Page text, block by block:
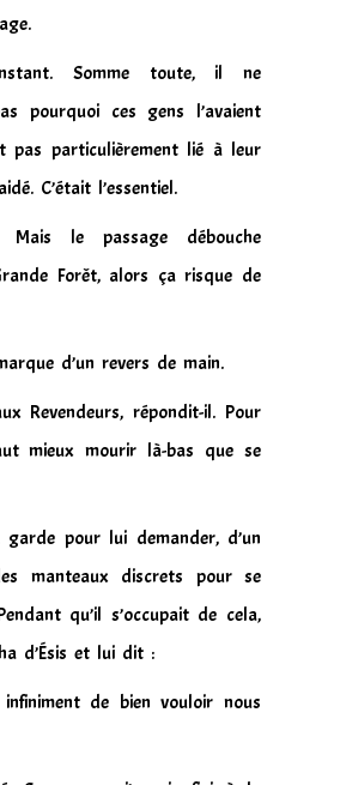
Somme toute, il ne
pourquoi ces gens l’avaient
pas particulièrement lié à leur
C’était l’essentiel.
Mais le passage débouche
Forêt, alors ça risque de
d’un revers de main.
Revendeurs, répondit-il. Pour
mieux mourir là-bas que se
garde pour lui demander, d’un
manteaux discrets pour se
qu’il s’occupait de cela,
d’Ésis et lui dit :
de bien vouloir nous